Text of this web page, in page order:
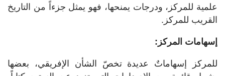
علمية للمركز، ودرجات يمنحها، فهو يمثل جزءاً من التاريخ
القريب للمركز.
إسهامات المركز:
للمركز إسهاماتٌ عديدة تخصّ الشأن الإفريقي، بعضها